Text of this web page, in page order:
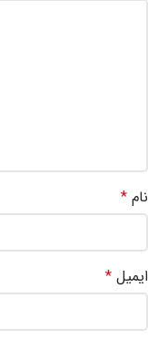
نام *
ایمیل *